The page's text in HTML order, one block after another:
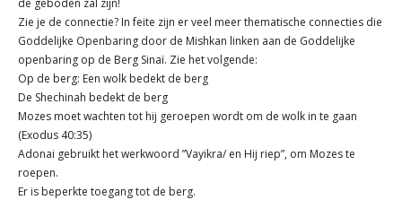
de geboden zal zijn!
Zie je de connectie? In feite zijn er veel meer thematische connecties die
Goddelijke Openbaring door de Mishkan linken aan de Goddelijke
openbaring op de Berg Sinaï. Zie het volgende:
Op de berg: Een wolk bedekt de berg
De Shechinah bedekt de berg
Mozes moet wachten tot hij geroepen wordt om de wolk in te gaan
(Exodus 40:35)
Adonai gebruikt het werkwoord ”Vayikra/ en Hij riep”, om Mozes te
roepen.
Er is beperkte toegang tot de berg.